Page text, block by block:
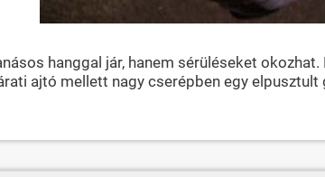
hanggal jár, hanem sérüléseket
ajtó mellett nagy cserépben egy